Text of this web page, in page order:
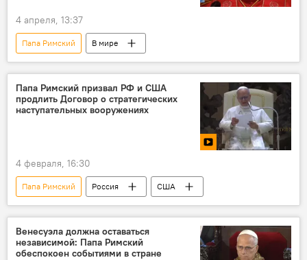
4 апреля, 13:37
Папа Римский В мире
Папа Римский призвал РФ и США
продлить Договор о стратегических
наступательных вооружениях
4 февраля, 16:30
Папа Римский Россия США
Венесуэла должна оставаться
независимой: Папа Римский
обеспокоен событиями в стране